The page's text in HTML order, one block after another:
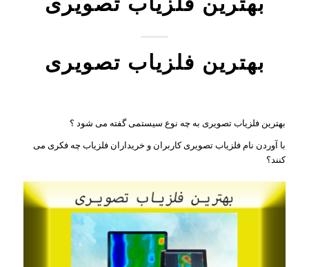
بهترین فلزیاب تصویری
بهترین فلزیاب تصویری به چه نوع سیستمی گفته می شود ؟
با آوردن نام فلزیاب تصویری کاربران و خریداران فلزیاب چه فکری می
کنند؟